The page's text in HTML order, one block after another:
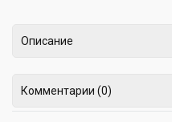
Описание
Комментарии (0)